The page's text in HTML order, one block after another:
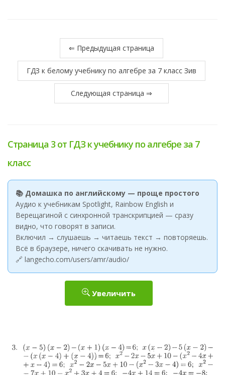
⇐ Предыдущая страница
ГДЗ к белому учебнику по алгебре за 7 класс Зив
Следующая страница ⇒
Страница 3 от ГДЗ к учебнику по алгебре за 7
класс
📚 Домашка по английскому — проще простого
Аудио к учебникам Spotlight, Rainbow English и
Верещагиной с синхронной транскрипцией — сразу
видно, что говорят в записи.
Включил → слушаешь → читаешь текст → повторяешь.
Всё в браузере, ничего скачивать не нужно.
🔗 langecho.com/users/amr/audio/
Увеличить